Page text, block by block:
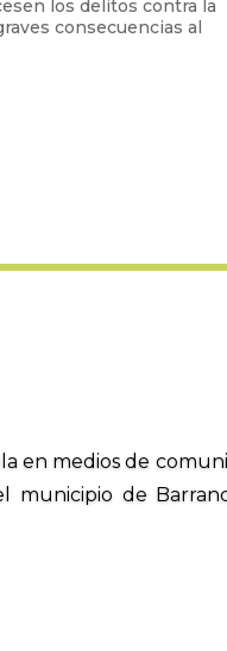
los delitos contra la
consecuencias al
en medios de
municipio de